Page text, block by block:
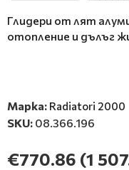
Глидери от лят
отопление и дълъг
Марка: Radiatori 2000
SKU: 08.366.196
€770.86 (1